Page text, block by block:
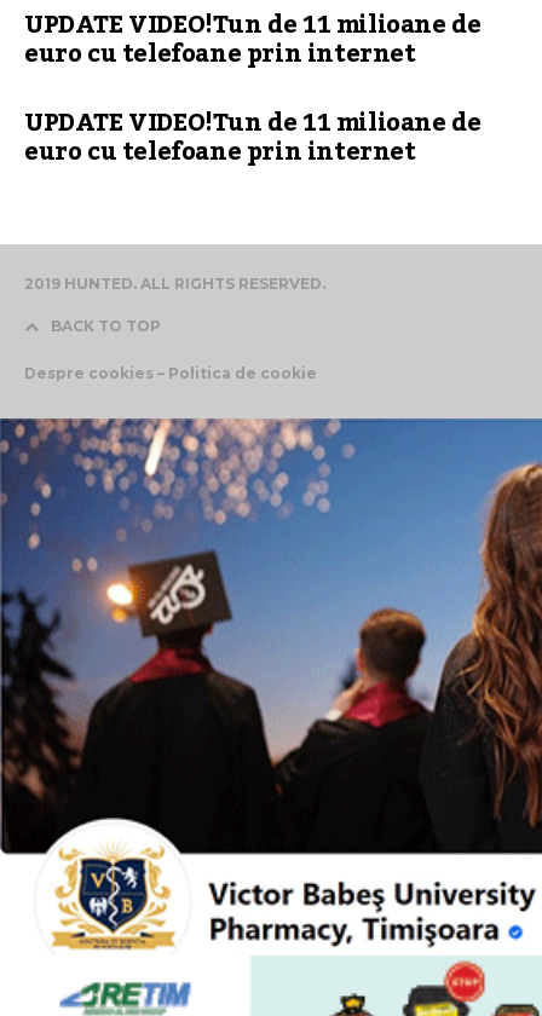
UPDATE VIDEO!Tun de 11 milioane de
euro cu telefoane prin internet
UPDATE VIDEO!Tun de 11 milioane de
euro cu telefoane prin internet
2019 HUNTED. ALL RIGHTS RESERVED.
BACK TO TOP
Despre cookies – Politica de cookie